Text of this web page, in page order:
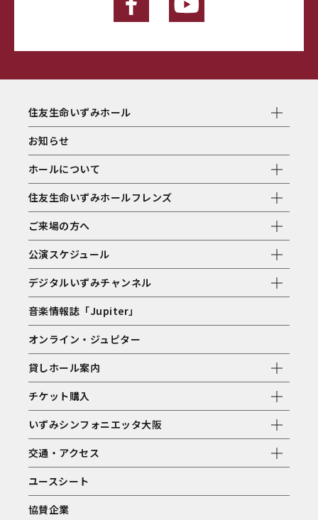
住友生命いずみホール
お知らせ
ホールについて
住友生命いずみホールフレンズ
ご来場の方へ
公演スケジュール
デジタルいずみチャンネル
音楽情報誌「Jupiter」
オンライン・ジュピター
貸しホール案内
チケット購入
いずみシンフォニエッタ大阪
交通・アクセス
ユースシート
協賛企業